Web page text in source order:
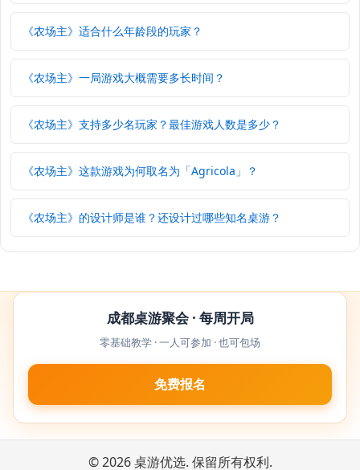
《农场主》适合什么年龄段的玩家？
《农场主》一局游戏大概需要多长时间？
《农场主》支持多少名玩家？最佳游戏人数是多少？
《农场主》这款游戏为何取名为「Agricola」？
《农场主》的设计师是谁？还设计过哪些知名桌游？
成都桌游聚会 · 每周开局
零基础教学 · 一人可参加 · 也可包场
免费报名
© 2026 桌游优选. 保留所有权利.